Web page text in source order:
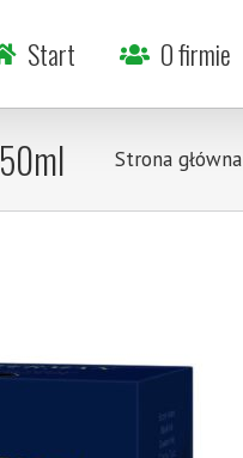
Start O firmie
Strona główna